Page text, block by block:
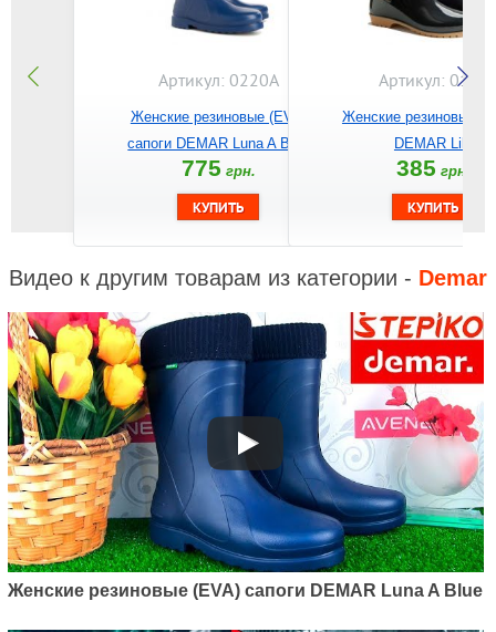
Артикул: 0220A
Женские резиновые (EVA)
сапоги DEMAR Luna A Blue
775 грн.
Артикул: 0101
Женские резиновые
DEMAR Lily
385 грн.
Видео к другим товарам из категории - Demar
Женские резиновые (EVA) сапоги DEMAR Luna A Blue